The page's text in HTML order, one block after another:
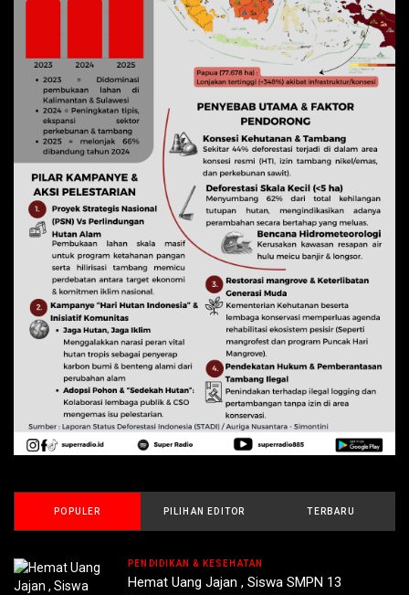
POPULER PILIHAN EDITOR TERBARU
PENDIDIKAN & KESEHATAN
Hemat Uang Jajan , Siswa SMPN 13